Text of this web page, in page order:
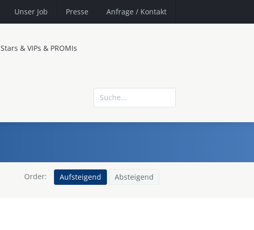
Unser Job Presse Anfrage / Kontakt
Stars & VIPs & PROMIs
Order: Aufsteigend Absteigend